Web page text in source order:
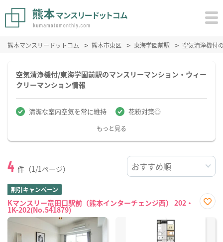
熊本マンスリードットコム 熊本市東区 東海学園前駅 空気清浄機付
空気清浄機付/東海学園前駅のマンスリーマンション・ウィー
クリーマンション情報
清潔な室内空気を常に維持 花粉対策◎
もっと見る
4 件（1/1ページ）
割引キャンペーン
Kマンスリー竜田口駅前（熊本インターチェンジ西） 202・
1K-202(No.541879)
に入